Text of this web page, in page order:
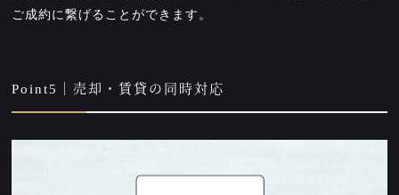
ご成約に繋げることができます。
Point5｜売却・賃貸の同時対応